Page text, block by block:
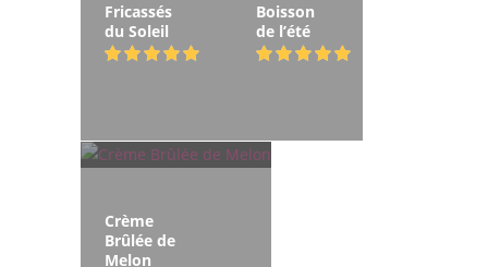
Fricassés
du Soleil
Boisson
de l’été
Crème
Brûlée de
Melon